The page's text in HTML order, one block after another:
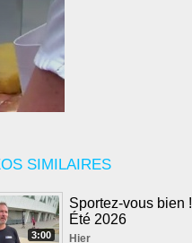
SIMILAIRES
3:00
Sportez-vous bien !
Été 2026
Hier